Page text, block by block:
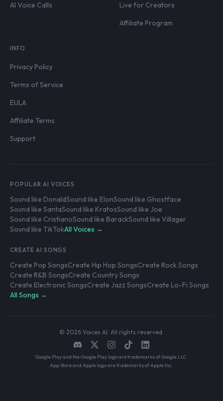
AI Voice Calls
Live for Creators
Affiliate Program
INFO
Privacy Policy
Terms of Service
EULA
Affiliate Terms
Support
POPULAR AI VOICES
Sound like DonaldSound like ElonSound like Ghostface
Sound like SantaSound like KratosSound like Joe
Sound like CristianoSound like BarackSound like Villager
Sound like TikTokAll Voices →
CREATE AI SONGS
Create Pop SongsCreate Hip Hop SongsCreate Rock Songs
Create R&B SongsCreate Country Songs
Create Electronic SongsCreate Jazz SongsCreate Lo-Fi Songs
All Songs →
© 2026 Voices AI. All rights reserved.
Google Play and the Google Play logo are trademarks of Google LLC.
App Store and Apple logo are trademarks of Apple Inc.